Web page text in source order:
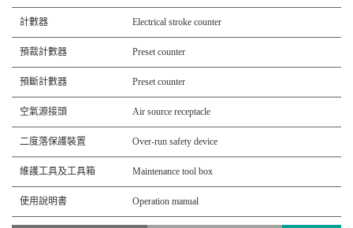
計數器 Electrical stroke counter
預裁計數器 Preset counter
預斷計數器 Preset counter
空氣源接頭 Air source receptacle
二度落保護裝置 Over-run safety device
維護工具及工具箱 Maintenance tool box
使用說明書 Operation manual